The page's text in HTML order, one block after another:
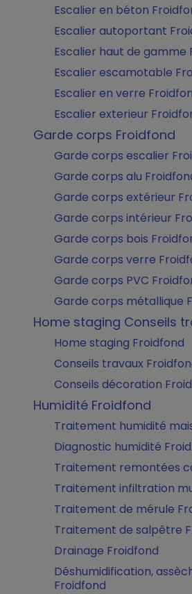
Escalier en béton
Escalier autoportant
Escalier haut de gamme
Escalier escamotable
Escalier en verre
Escalier exterieur
Garde corps Froidfond
Garde corps escalier
Garde corps alu
Garde corps extérieur
Garde corps intérieur
Garde corps bois
Garde corps verre
Garde corps PVC
Garde corps métallique
Home staging Conseils
Home staging Froidfond
Conseils travaux
Conseils décoration
Humidité Froidfond
Traitement humidité
Diagnostic humidité
Traitement remontées
Traitement infiltration
Traitement de mérule
Traitement de salpêtre
Drainage Froidfond
Déshumidification,
Froidfond